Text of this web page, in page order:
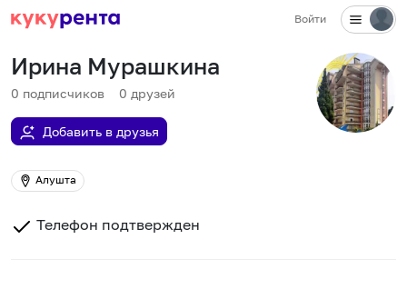
Войти
Ирина Мурашкина
0 подписчиков 0 друзей
Добавить в друзья
Алушта
Телефон подтвержден